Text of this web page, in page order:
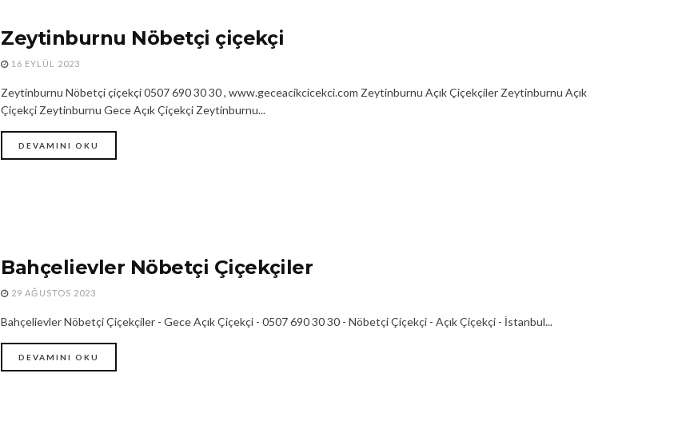
Zeytinburnu Nöbetçi çiçekçi
16 EYLÜL 2023
Zeytinburnu Nöbetçi çiçekçi 0507 690 30 30 , www.geceacikcicekci.com Zeytinburnu Açık Çiçekçiler Zeytinburnu Açık
Çiçekçi Zeytinburnu Gece Açık Çiçekçi Zeytinburnu...
DEVAMINI OKU
Bahçelievler Nöbetçi Çiçekçiler
29 AĞUSTOS 2023
Bahçelievler Nöbetçi Çiçekçiler - Gece Açık Çiçekçi - 0507 690 30 30 - Nöbetçi Çiçekçi - Açık Çiçekçi - İstanbul...
DEVAMINI OKU